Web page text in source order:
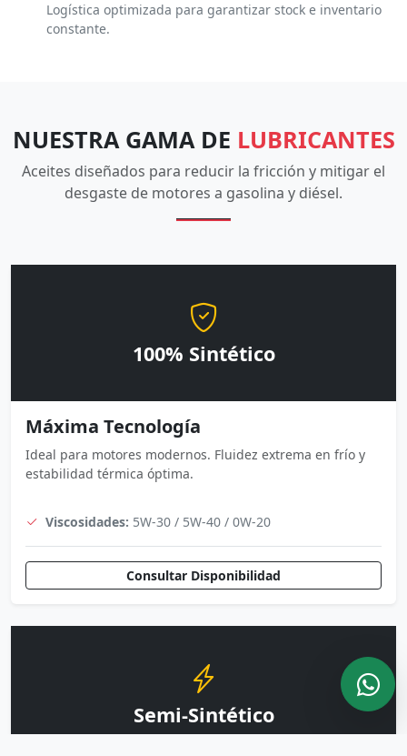
Logística optimizada para garantizar stock e inventario
constante.
NUESTRA GAMA DE LUBRICANTES
Aceites diseñados para reducir la fricción y mitigar el
desgaste de motores a gasolina y diésel.
100% Sintético
Máxima Tecnología
Ideal para motores modernos. Fluidez extrema en frío y
estabilidad térmica óptima.
Viscosidades: 5W-30 / 5W-40 / 0W-20
Consultar Disponibilidad
Semi-Sintético